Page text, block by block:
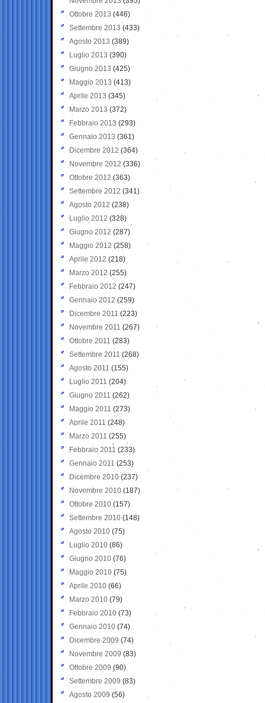
Ottobre 2013 (446)
Settembre 2013 (433)
Agosto 2013 (389)
Luglio 2013 (390)
Giugno 2013 (425)
Maggio 2013 (413)
Aprile 2013 (345)
Marzo 2013 (372)
Febbraio 2013 (293)
Gennaio 2013 (361)
Dicembre 2012 (364)
Novembre 2012 (336)
Ottobre 2012 (363)
Settembre 2012 (341)
Agosto 2012 (238)
Luglio 2012 (328)
Giugno 2012 (287)
Maggio 2012 (258)
Aprile 2012 (218)
Marzo 2012 (255)
Febbraio 2012 (247)
Gennaio 2012 (259)
Dicembre 2011 (223)
Novembre 2011 (267)
Ottobre 2011 (283)
Settembre 2011 (268)
Agosto 2011 (155)
Luglio 2011 (204)
Giugno 2011 (262)
Maggio 2011 (273)
Aprile 2011 (248)
Marzo 2011 (255)
Febbraio 2011 (233)
Gennaio 2011 (253)
Dicembre 2010 (237)
Novembre 2010 (187)
Ottobre 2010 (157)
Settembre 2010 (148)
Agosto 2010 (75)
Luglio 2010 (86)
Giugno 2010 (76)
Maggio 2010 (75)
Aprile 2010 (66)
Marzo 2010 (79)
Febbraio 2010 (73)
Gennaio 2010 (74)
Dicembre 2009 (74)
Novembre 2009 (83)
Ottobre 2009 (90)
Settembre 2009 (83)
Agosto 2009 (56)